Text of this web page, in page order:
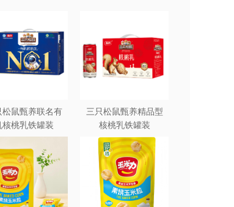
松鼠甄养联名有
核桃乳铁罐装
罐礼盒
三只松鼠甄养精品型
核桃乳铁罐装
240ml*12罐